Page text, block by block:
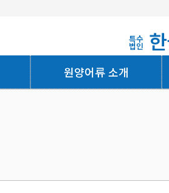
특수
법인
원양어류 소개